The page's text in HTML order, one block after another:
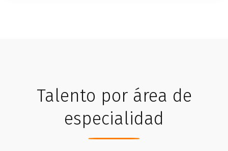
Talento por área de
especialidad